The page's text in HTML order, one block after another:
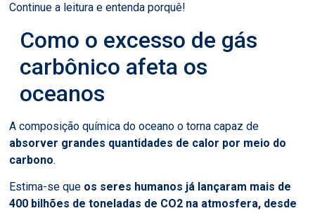
Continue a leitura e entenda porquê!
Como o excesso de gás
carbônico afeta os
oceanos
A composição química do oceano o torna capaz de
absorver grandes quantidades de calor por meio do
carbono.
Estima-se que os seres humanos já lançaram mais de
400 bilhões de toneladas de CO2 na atmosfera, desde